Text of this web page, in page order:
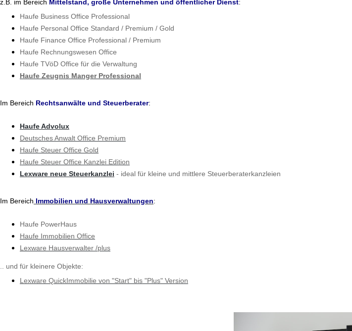
z.B. im Bereich Mittelstand, große Unternehmen und öffentlicher Dienst:
Haufe Business Office Professional
Haufe Personal Office Standard / Premium / Gold
Haufe Finance Office Professional / Premium
Haufe Rechnungswesen Office
Haufe TVöD Office für die Verwaltung
Haufe Zeugnis Manger Professional
Im Bereich Rechtsanwälte und Steuerberater:
Haufe Advolux
Deutsches Anwalt Office Premium
Haufe Steuer Office Gold
Haufe Steuer Office Kanzlei Edition
Lexware neue Steuerkanzlei - ideal für kleine und mittlere Steuerberaterkanzleien
Im Bereich Immobilien und Hausverwaltungen:
Haufe PowerHaus
Haufe Immobilien Office
Lexware Hausverwalter /plus
.. und für kleinere Objekte:
Lexware QuickImmobilie von "Start" bis "Plus" Version